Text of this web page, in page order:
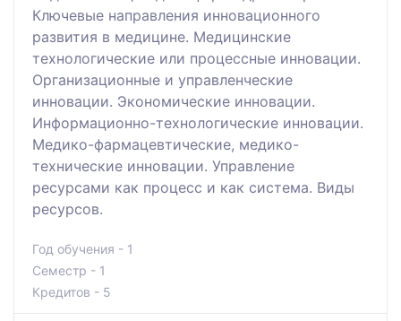
Ключевые направления инновационного
развития в медицине. Медицинские
технологические или процессные инновации.
Организационные и управленческие
инновации. Экономические инновации.
Информационно-технологические инновации.
Медико-фармацевтические, медико-
технические инновации. Управление
ресурсами как процесс и как система. Виды
ресурсов.
Год обучения - 1
Семестр - 1
Кредитов - 5